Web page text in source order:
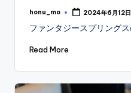
Posted
honu_mo 2024年6月12日
ファンタジースプリング
Read More